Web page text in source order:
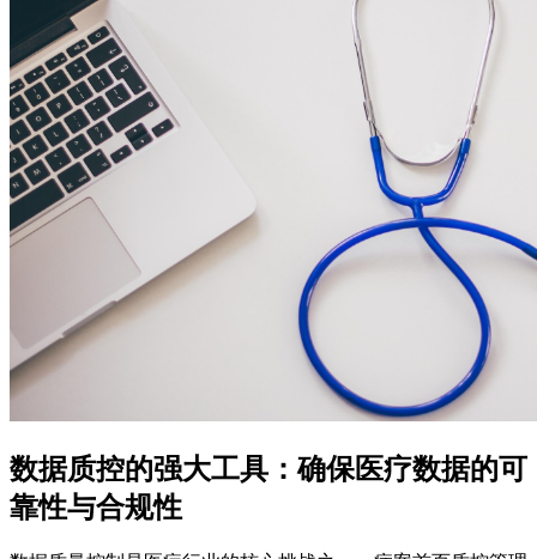
数据质控的强大工具：确保医疗数据的可
靠性与合规性